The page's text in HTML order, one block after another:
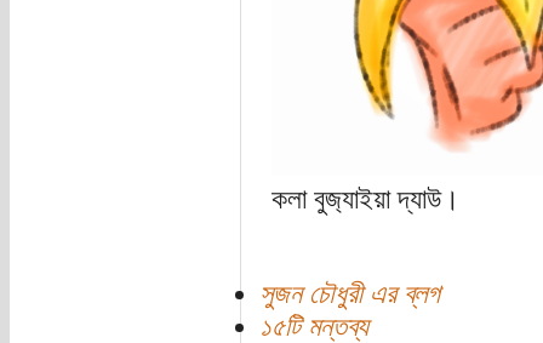
কলা বুজ‌্যাইয়া দ্যাউ।
সুজন চৌধুরী এর ব্লগ
১৫টি মন্তব্য